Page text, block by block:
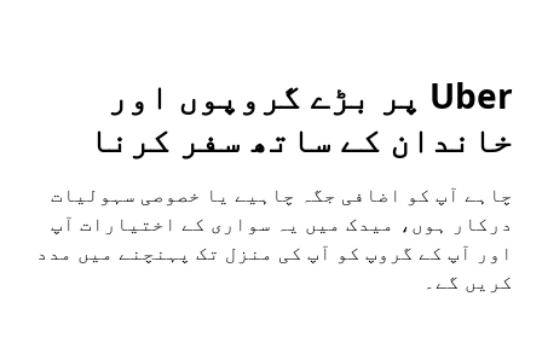
Uber پر بڑے گروپوں اور
خاندان کے ساتھ سفر کرنا
چاہے آپ کو اضافی جگہ چاہیے یا خصوصی سہولیات
درکار ہوں، میدک میں یہ سواری کے اختیارات آپ
اور آپ کے گروپ کو آپ کی منزل تک پہنچنے میں مدد
کریں گے۔